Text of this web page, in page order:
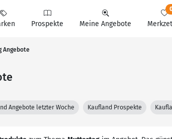
Prospekte Meine Angebote
Angebote
Angebote letzter Woche Kaufland Prospekte